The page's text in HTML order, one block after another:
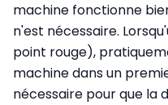
machine fonctionne
n'est nécessaire.
point rouge),
machine dans un
nécessaire pour que la